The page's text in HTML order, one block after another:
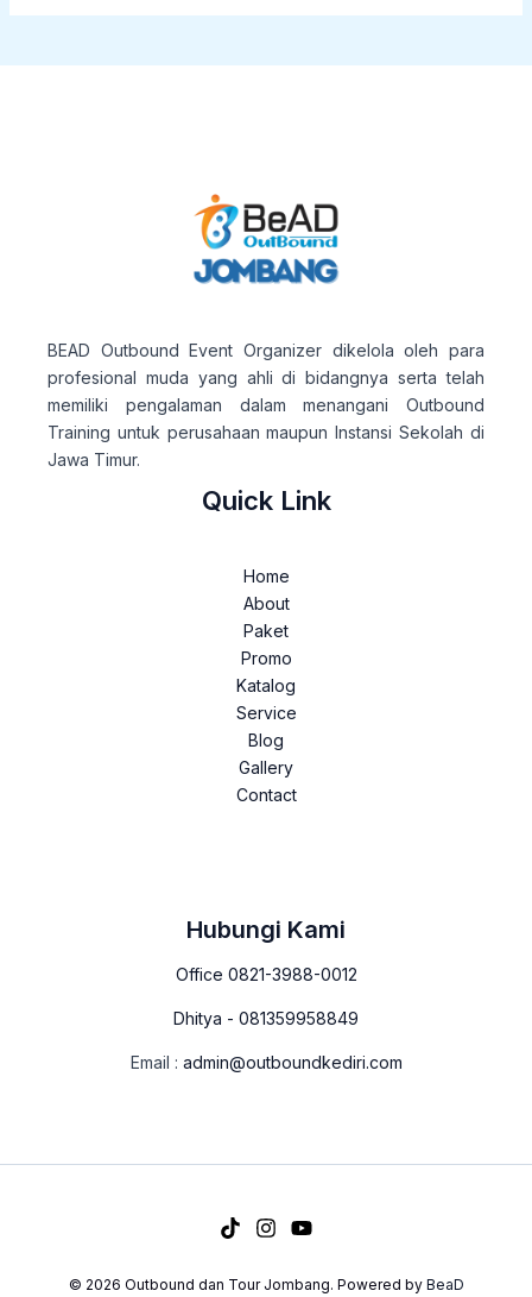
BEAD Outbound Event Organizer dikelola oleh para
profesional muda yang ahli di bidangnya serta telah
memiliki pengalaman dalam menangani Outbound
Training untuk perusahaan maupun Instansi Sekolah di
Jawa Timur.
Quick Link
Home
About
Paket
Promo
Katalog
Service
Blog
Gallery
Contact
Hubungi Kami
Office 0821-3988-0012
Dhitya - 081359958849
Email : admin@outboundkediri.com
© 2026 Outbound dan Tour Jombang. Powered byBeaD